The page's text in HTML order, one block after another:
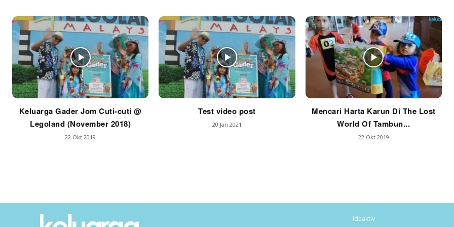
Keluarga Gader Jom Cuti-cuti @
Legoland (November 2018)
22 Okt 2019
Test video post
20 Jan 2021
Mencari Harta Karun Di The Lost
World Of Tambun...
22 Okt 2019
Ideaktiv